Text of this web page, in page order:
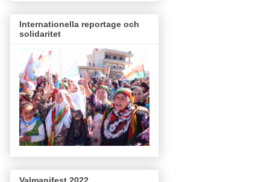
Internationella reportage och
solidaritet
Valmanifest 2022